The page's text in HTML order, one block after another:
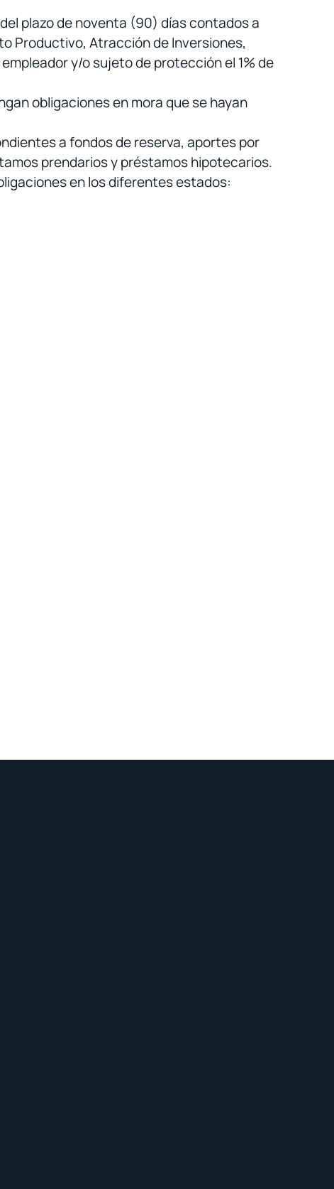
plazo de noventa (90) días contados a
Productivo, Atracción de Inversiones,
y/o sujeto de protección el 1% de
obligaciones en mora que se hayan
a fondos de reserva, aportes por
prendarios y préstamos hipotecarios.
en los diferentes estados: